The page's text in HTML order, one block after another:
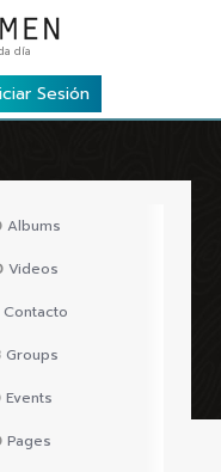
día
Sesión
Albums
Videos
Contacto
Groups
Events
Pages